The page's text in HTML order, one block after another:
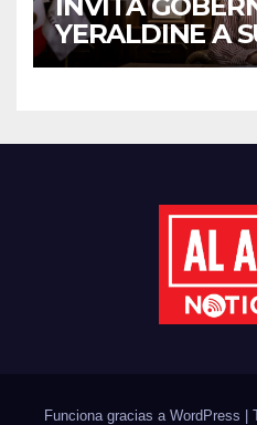
YERALDINE A
JORNADA
DE ÁRBOLES
Funciona gracias a WordPress